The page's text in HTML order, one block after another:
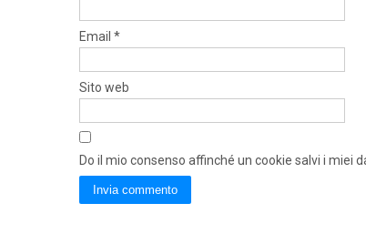
Email *
Sito web
Do il mio consenso affinché un cookie salvi i miei